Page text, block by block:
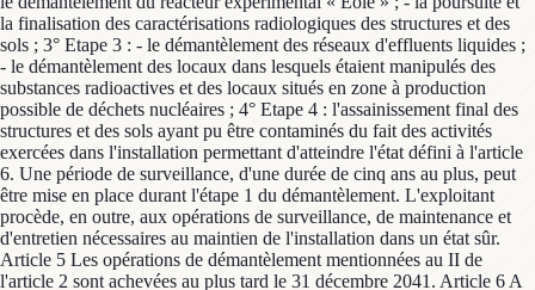
la finalisation des caractérisations radiologiques des structures et des
sols ; 3° Etape 3 : - le démantèlement des réseaux d'effluents liquides ;
- le démantèlement des locaux dans lesquels étaient manipulés des
substances radioactives et des locaux situés en zone à production
possible de déchets nucléaires ; 4° Etape 4 : l'assainissement final des
structures et des sols ayant pu être contaminés du fait des activités
exercées dans l'installation permettant d'atteindre l'état défini à l'article
6. Une période de surveillance, d'une durée de cinq ans au plus, peut
être mise en place durant l'étape 1 du démantèlement. L'exploitant
procède, en outre, aux opérations de surveillance, de maintenance et
d'entretien nécessaires au maintien de l'installation dans un état sûr.
Article 5 Les opérations de démantèlement mentionnées au II de
l'article 2 sont achevées au plus tard le 31 décembre 2041. Article 6 A